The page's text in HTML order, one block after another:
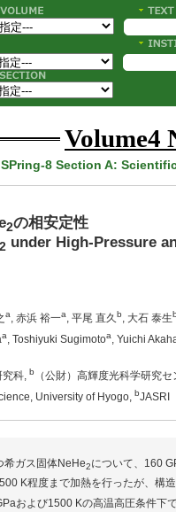
Volume4
SPring-8 Section A:
2の相安定性
2 under High-Pressure
a , 赤浜 裕一a , 平尾 直久 b , 大石 泰生b
a , Toshiyuki Sugimotoa , Yuichi
科, b （公財）高輝度光科学研究セ
University of Hyogo, bJASRI
希ガス固体NeHe2について、160
K程度まで加熱を行ったが、構
および1500 Kの高温高圧条件下